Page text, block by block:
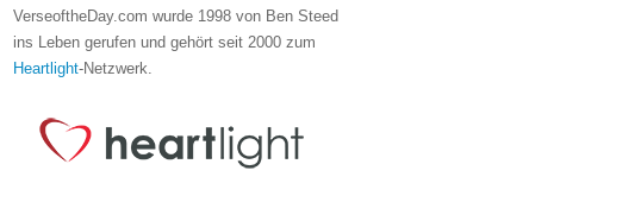
VerseoftheDay.com wurde 1998 von Ben Steed
ins Leben gerufen und gehört seit 2000 zum
Heartlight-Netzwerk.